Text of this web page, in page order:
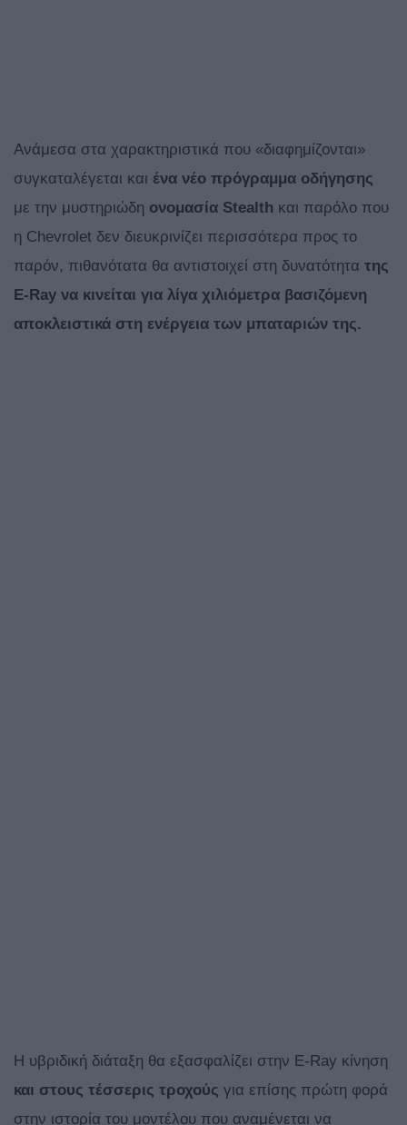
Aνάμεσα στα χαρακτηριστικά που «διαφημίζονται»
συγκαταλέγεται και ένα νέο πρόγραμμα οδήγησης
με την μυστηριώδη ονομασία Stealth και παρόλο που
η Chevrolet δεν διευκρινίζει περισσότερα προς το
παρόν, πιθανότατα θα αντιστοιχεί στη δυνατότητα της
E- Ray να κινείται για λίγα χιλιόμετρα βασιζόμενη
αποκλειστικά στη ενέργεια των μπαταριών της.
Η υβριδική διάταξη θα εξασφαλίζει στην E-Ray κίνηση
και στους τέσσερις τροχούς για επίσης πρώτη φορά
στην ιστορία του μοντέλου που αναμένεται να